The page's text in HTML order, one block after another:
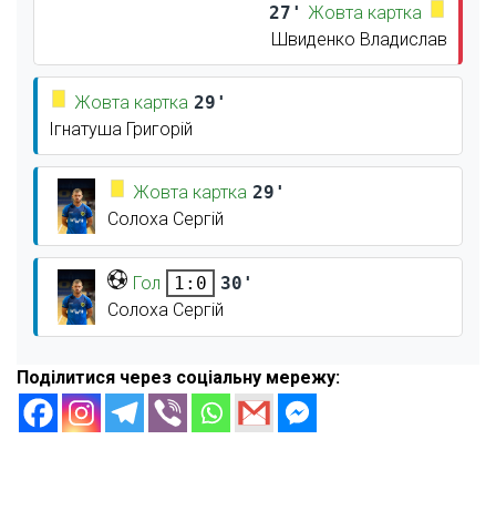
27' Жовта картка
Швиденко Владислав
Жовта картка 29'
Ігнатуша Григорій
Жовта картка 29'
Солоха Сергій
Гол 1:0
30'
Солоха Сергій
Поділитися через соціальну мережу: